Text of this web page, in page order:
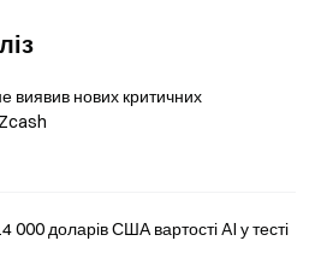
нових критичних
000 доларів США вартості AI у тесті